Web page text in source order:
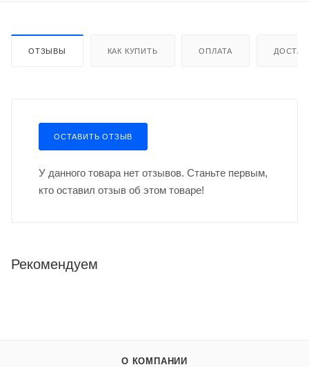
ОТЗЫВЫ КАК КУПИТЬ ОПЛАТА
ОСТАВИТЬ ОТЗЫВ
У данного товара нет отзывов. Станьте первым,
кто оставил отзыв об этом товаре!
Рекомендуем
О КОМПАНИИ